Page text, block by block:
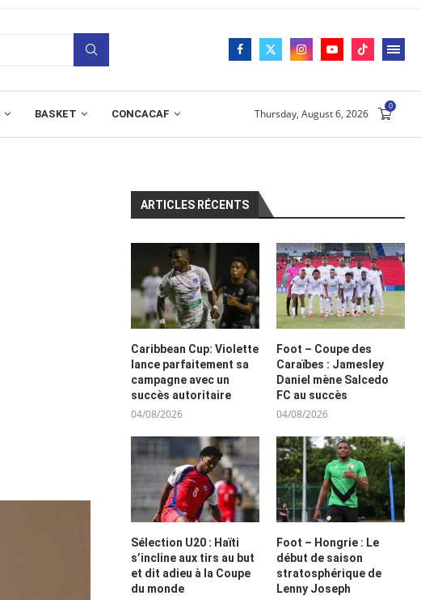
BASKET CONCACAF Thursday, August 6, 2026
0
ARTICLES RÉCENTS
Caribbean Cup: Violette
lance parfaitement sa
campagne avec un
succès autoritaire
04/08/2026
Foot – Coupe des
Caraïbes : Jamesley
Daniel mène Salcedo
FC au succès
04/08/2026
Sélection U20 : Haïti
s’incline aux tirs au but
et dit adieu à la Coupe
du monde
Foot – Hongrie : Le
début de saison
stratosphérique de
Lenny Joseph